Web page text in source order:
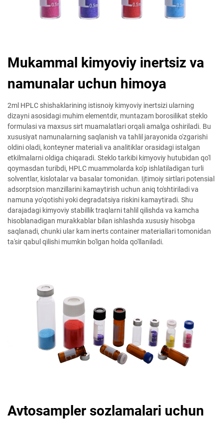
Mukammal kimyoviy inertsiz va
namunalar uchun himoya
2ml HPLC shishaklarining istisnoiy kimyoviy inertsizi ularning
dizayni asosidagi muhim elementdir, muntazam borosilikat steklo
formulasi va maxsus sirt muamalatlari orqali amalga oshiriladi. Bu
xususiyat namunalarning saqlanish va tahlil jarayonida o'zgarishi
oldini oladi, konteyner materiali va analitiklar orasidagi istalgan
etkilmalarni oldiga chiqaradi. Steklo tarkibi kimyoviy hutubidan qo'l
qoymasdan turibdi, HPLC muammolarda ko'p ishlatiladigan turli
solventlar, kislotalar va basalar tomonidan. Ijtimoiy sirtlari potensial
adsorptsion manzillarini kamaytirish uchun aniq to'shtiriladi va
namuna yo'qotishi yoki degradatsiya riskini kamaytiradi. Shu
darajadagi kimyoviy stabillik traqlarni tahlil qilishda va kamcha
hisoblanadigan murakkablar bilan ishlashda xususiy hisobga
saqlanadi, chunki ular kam inerts container materiallari tomonidan
ta'sir qabul qilishi mumkin bo'lgan holda qo'llaniladi.
Avtosampler sozlamalari uchun